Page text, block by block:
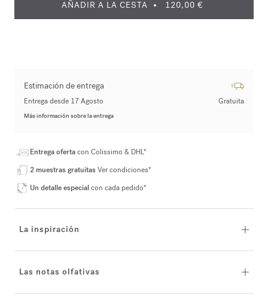
AÑADIR A LA CESTA 120,00 €
Estimación de entrega
Entrega desde 17 Agosto Gratuita
Más información sobre la entrega
Entrega ofertacon Colissimo & DHL*
2 muestras gratuitasVer condiciones*
Un detalle especialcon cada pedido*
La inspiración
Las notas olfativas